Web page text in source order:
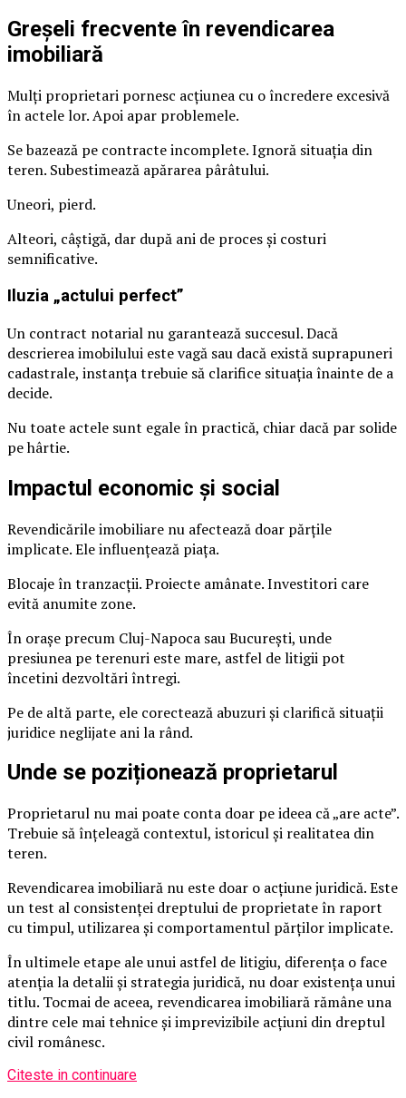
Greșeli frecvente în revendicarea
imobiliară
Mulți proprietari pornesc acțiunea cu o încredere excesivă
în actele lor. Apoi apar problemele.
Se bazează pe contracte incomplete. Ignoră situația din
teren. Subestimează apărarea pârâtului.
Uneori, pierd.
Alteori, câștigă, dar după ani de proces și costuri
semnificative.
Iluzia „actului perfect”
Un contract notarial nu garantează succesul. Dacă
descrierea imobilului este vagă sau dacă există suprapuneri
cadastrale, instanța trebuie să clarifice situația înainte de a
decide.
Nu toate actele sunt egale în practică, chiar dacă par solide
pe hârtie.
Impactul economic și social
Revendicările imobiliare nu afectează doar părțile
implicate. Ele influențează piața.
Blocaje în tranzacții. Proiecte amânate. Investitori care
evită anumite zone.
În orașe precum Cluj-Napoca sau București, unde
presiunea pe terenuri este mare, astfel de litigii pot
încetini dezvoltări întregi.
Pe de altă parte, ele corectează abuzuri și clarifică situații
juridice neglijate ani la rând.
Unde se poziționează proprietarul
Proprietarul nu mai poate conta doar pe ideea că „are acte”.
Trebuie să înțeleagă contextul, istoricul și realitatea din
teren.
Revendicarea imobiliară nu este doar o acțiune juridică. Este
un test al consistenței dreptului de proprietate în raport
cu timpul, utilizarea și comportamentul părților implicate.
În ultimele etape ale unui astfel de litigiu, diferența o face
atenția la detalii și strategia juridică, nu doar existența unui
titlu. Tocmai de aceea, revendicarea imobiliară rămâne una
dintre cele mai tehnice și imprevizibile acțiuni din dreptul
civil românesc.
Citeste in continuare